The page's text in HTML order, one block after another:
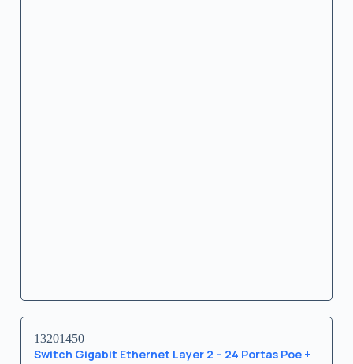
13201450
Switch Gigabit Ethernet Layer 2 – 24 Portas Poe +